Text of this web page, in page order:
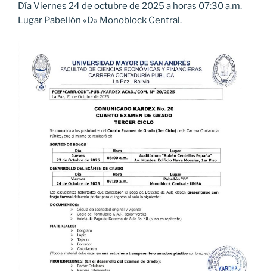
Día Viernes 24 de octubre de 2025 a horas 07:30 a.m.
Lugar Pabellón «D» Monoblock Central.